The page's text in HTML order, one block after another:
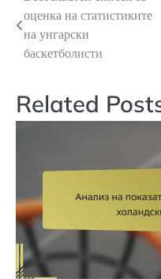
navigation
оценка на статистиките
на унгарски
баскетболисти
Related